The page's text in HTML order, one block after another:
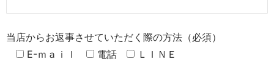
当店からお返事させていただく際の方法（必須）
E-ｍａｉｌ
電話 ＬＩＮＥ